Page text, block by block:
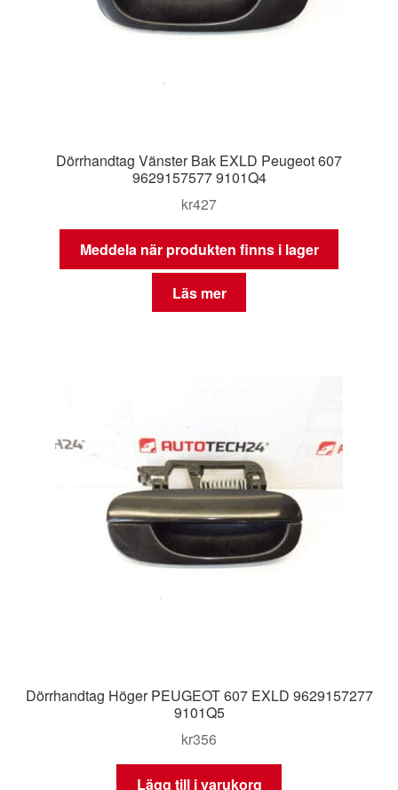
Dörrhandtag Vänster Bak EXLD Peugeot 607
9629157577 9101Q4
kr427
Meddela när produkten finns i lager
Läs mer
Dörrhandtag Höger PEUGEOT 607 EXLD 9629157277
9101Q5
kr356
Lägg till i varukorg